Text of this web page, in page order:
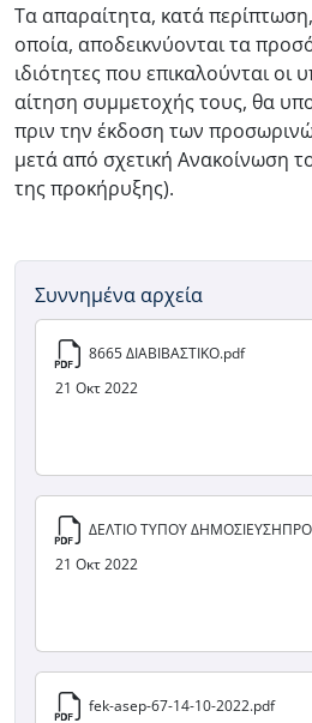
Τα απαραίτητα, κατά
οποία, αποδεικνύονται τα
ιδιότητες που επικαλούνται οι
αίτηση συμμετοχής τους, θα
πριν την έκδοση των
μετά από σχετική Ανακοίνωση
της προκήρυξης).
Συννημένα αρχεία
8665 ΔΙΑΒΙΒΑΣΤΙΚΟ.pdf
21 Οκτ 2022
ΔΕΛΤΙΟ ΤΥΠΟΥ
21 Οκτ 2022
fek-asep-67-14-10-2022.pdf